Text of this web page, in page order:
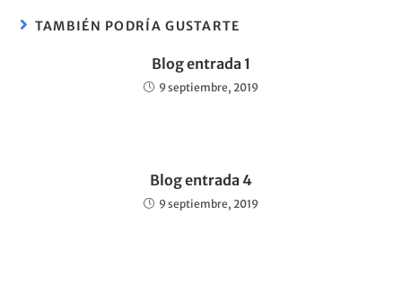
TAMBIÉN PODRÍA GUSTARTE
Blog entrada 1
9 septiembre, 2019
Blog entrada 4
9 septiembre, 2019